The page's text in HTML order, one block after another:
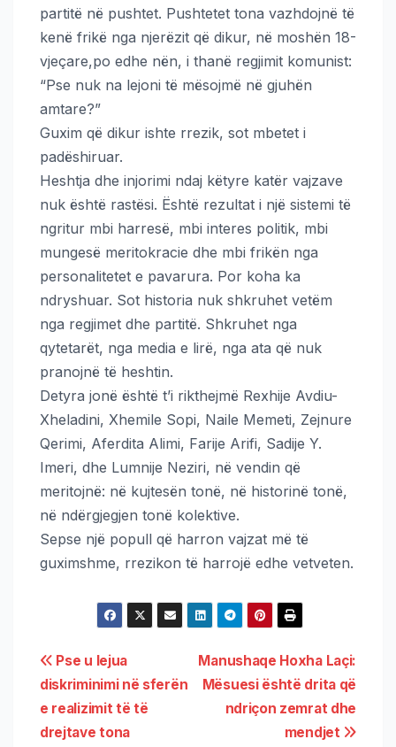
partitë në pushtet. Pushtetet tona vazhdojnë të
kenë frikë nga njerëzit që dikur, në moshën 18-
vjeçare,po edhe nën, i thanë regjimit komunist:
“Pse nuk na lejoni të mësojmë në gjuhën
amtare?”
Guxim që dikur ishte rrezik, sot mbetet i
padëshiruar.
Heshtja dhe injorimi ndaj këtyre katër vajzave
nuk është rastësi. Është rezultat i një sistemi të
ngritur mbi harresë, mbi interes politik, mbi
mungesë meritokracie dhe mbi frikën nga
personalitetet e pavarura. Por koha ka
ndryshuar. Sot historia nuk shkruhet vetëm
nga regjimet dhe partitë. Shkruhet nga
qytetarët, nga media e lirë, nga ata që nuk
pranojnë të heshtin.
Detyra jonë është t’i rikthejmë Rexhije Avdiu-
Xheladini, Xhemile Sopi, Naile Memeti, Zejnure
Qerimi, Aferdita Alimi, Farije Arifi, Sadije Y.
Imeri, dhe Lumnije Neziri, në vendin që
meritojnë: në kujtesën tonë, në historinë tonë,
në ndërgjegjen tonë kolektive.
Sepse një popull që harron vajzat më të
guximshme, rrezikon të harrojë edhe vetveten.
Manushaqe Hoxha Laçi:
Mësuesi është drita që
ndriçon zemrat dhe
mendjet
Pse u lejua
diskriminimi në sferën
e realizimit të të
drejtave tona